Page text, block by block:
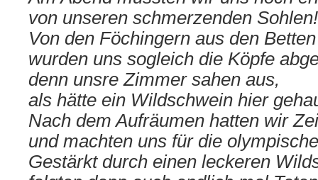
von unseren schmerzenden Sohlen!
Von den Föchingern aus den
wurden uns sogleich die Köpfe
denn unsre Zimmer sahen aus,
als hätte ein Wildschwein hier
Nach dem Aufräumen hatten wir
und machten uns für die
Gestärkt durch einen leckeren